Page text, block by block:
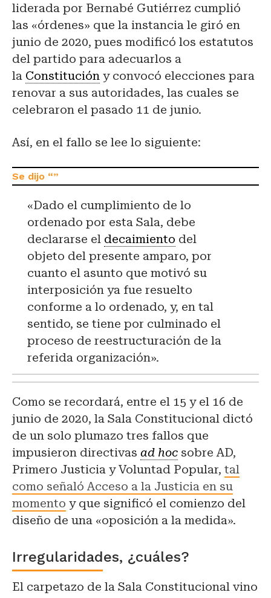
liderada por Bernabé Gutiérrez cumplió
las «órdenes» que la instancia le giró en
junio de 2020, pues modificó los estatutos
del partido para adecuarlos a
la Constitución y convocó elecciones para
renovar a sus autoridades, las cuales se
celebraron el pasado 11 de junio.
Así, en el fallo se lee lo siguiente:
«Dado el cumplimiento de lo
ordenado por esta Sala, debe
declararse el decaimiento del
objeto del presente amparo, por
cuanto el asunto que motivó su
interposición ya fue resuelto
conforme a lo ordenado, y, en tal
sentido, se tiene por culminado el
proceso de reestructuración de la
referida organización».
Como se recordará, entre el 15 y el 16 de
junio de 2020, la Sala Constitucional dictó
de un solo plumazo tres fallos que
impusieron directivas ad hoc sobre AD,
Primero Justicia y Voluntad Popular, tal
como señaló Acceso a la Justicia en su
momento y que significó el comienzo del
diseño de una «oposición a la medida».
Irregularidades, ¿cuáles?
El carpetazo de la Sala Constitucional vino